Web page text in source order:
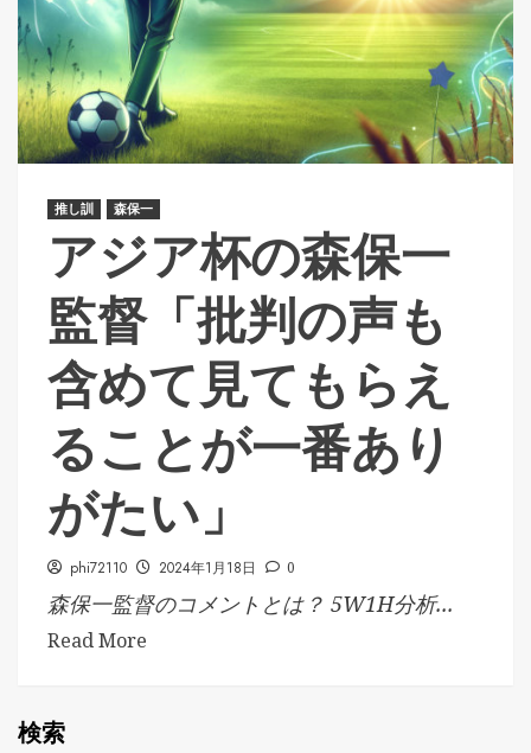
推し訓 森保一
アジア杯の森保一
監督「批判の声も
含めて見てもらえ
ることが一番あり
がたい」
phi72110 2024年1月18日 0
森保一監督のコメントとは？ 5W1H分析...
Read More
検索